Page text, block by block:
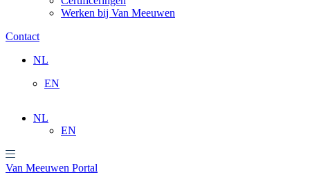
Werken bij Van Meeuwen
Contact
NL
EN
NL
EN
Van Meeuwen Portal